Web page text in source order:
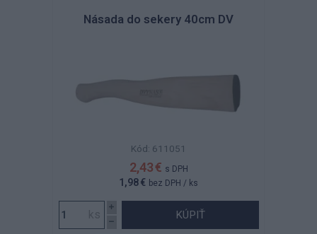
Násada do sekery 40cm DV
Kód: 611051
2,43 € s DPH
1,98 € bez DPH / ks
KÚPIŤ